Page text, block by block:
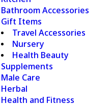
Bathroom Accessories
Gift Items
Travel Accessories
Nursery
Health Beauty
Supplements
Male Care
Herbal
Health and Fitness